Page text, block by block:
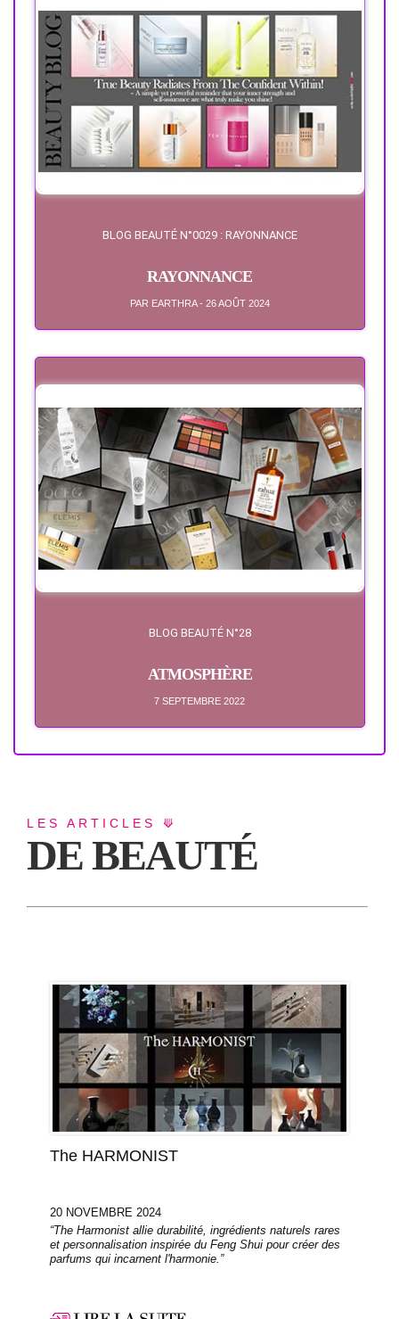
BLOG BEAUTÉ N°0029 : RAYONNANCE
RAYONNANCE
PAR EARTHRA - 26 AOÛT 2024
BLOG BEAUTÉ N°28
ATMOSPHÈRE
7 SEPTEMBRE 2022
LES ARTICLES ⟱
DE BEAUTÉ
The HARMONIST
20 NOVEMBRE 2024
“The Harmonist allie durabilité, ingrédients naturels rares
et personnalisation inspirée du Feng Shui pour créer des
parfums qui incarnent l'harmonie.”